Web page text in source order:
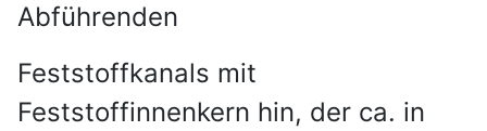
Abführenden
Feststoffkanals mit
Feststoffinnenkern hin, der ca. in